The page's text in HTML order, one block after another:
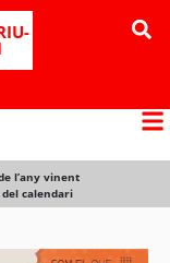
l’any vinent
calendari